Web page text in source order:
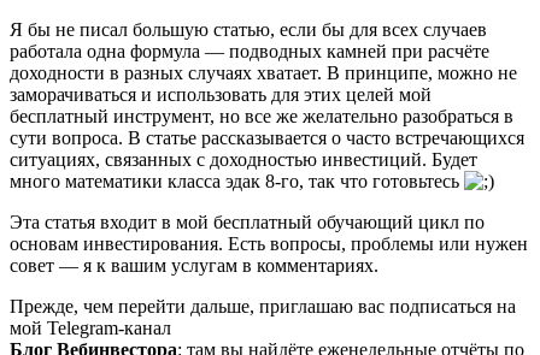
Я бы не писал большую статью, если бы для всех случаев
работала одна формула — подводных камней при расчёте
доходности в разных случаях хватает. В принципе, можно не
заморачиваться и использовать для этих целей мой
бесплатный инструмент, но все же желательно разобраться в
сути вопроса. В статье рассказывается о часто встречающихся
ситуациях, связанных с доходностью инвестиций. Будет
много математики класса эдак 8-го, так что готовьтесь
Эта статья входит в мой бесплатный обучающий цикл по
основам инвестирования. Есть вопросы, проблемы или нужен
совет — я к вашим услугам в комментариях.
Прежде, чем перейти дальше, приглашаю вас подписаться на
мой Telegram-канал
Блог Вебинвестора: там вы найдёте еженедельные отчёты по